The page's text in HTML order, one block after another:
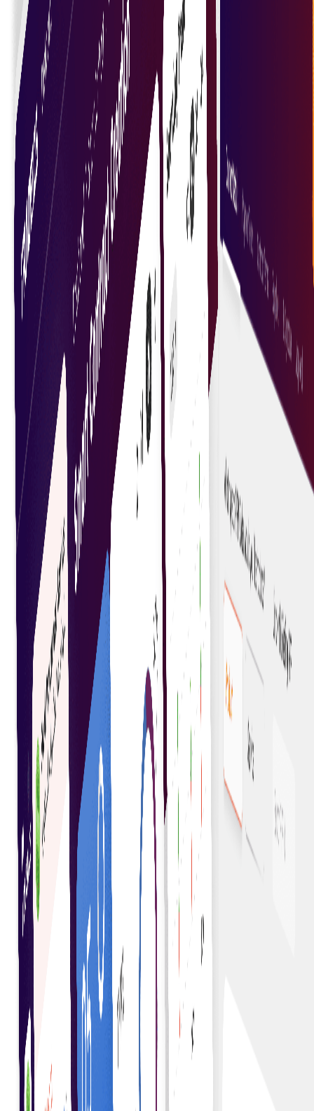
Asigurați-vă că tranzacțiile sunt sigure cu ajutorul
tehnicilor criptografice care protejează datele și
verifică termenii contractuali.
Execuție transparentă
Realizarea transparenței în executarea contractelor,
în cadrul căreia toate părțile pot verifica
conformitatea și performanța.
Contracte fără încredere
Creați încredere fără intermediari, deoarece
contractele inteligente sunt aplicate automat pe
baza codului.
Decontări eficiente
Accelerarea decontărilor prin automatizarea și
eficientizarea executării obligațiilor contractuale.
Reducerea erorilor
Minimizați erorile umane prin utilizarea codului
pentru a aplica termenii contractuali cu acuratețe și
consecvență.
Acorduri automatizate
Executați acordurile în mod automat pe baza unor
condiții predefinite, eliminând intervenția manuală și
reducând erorile.
Tranzacții securizate
Asigurați-vă că tranzacțiile sunt sigure cu ajutorul
tehnicilor criptografice care protejează datele și
verifică termenii contractuali.
Execuție transparentă
Realizarea transparenței în executarea contractelor,
în cadrul căreia toate părțile pot verifica
conformitatea și performanța.